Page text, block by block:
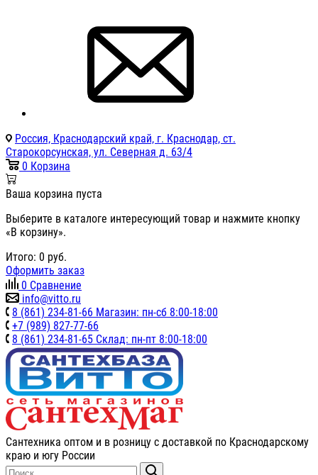
Россия, Краснодарский край, г. Краснодар, ст.
Старокорсунская, ул. Северная д. 63/4
0 Корзина
Ваша корзина пуста
Выберите в каталоге интересующий товар и нажмите кнопку
«В корзину».
Итого: 0 руб.
Оформить заказ
0 Сравнение
info@vitto.ru
8 (861) 234-81-66 Магазин: пн-сб 8:00-18:00
+7 (989) 827-77-66
8 (861) 234-81-65 Склад: пн-пт 8:00-18:00
Сантехника оптом и в розницу с доставкой по Краснодарскому
краю и югу России